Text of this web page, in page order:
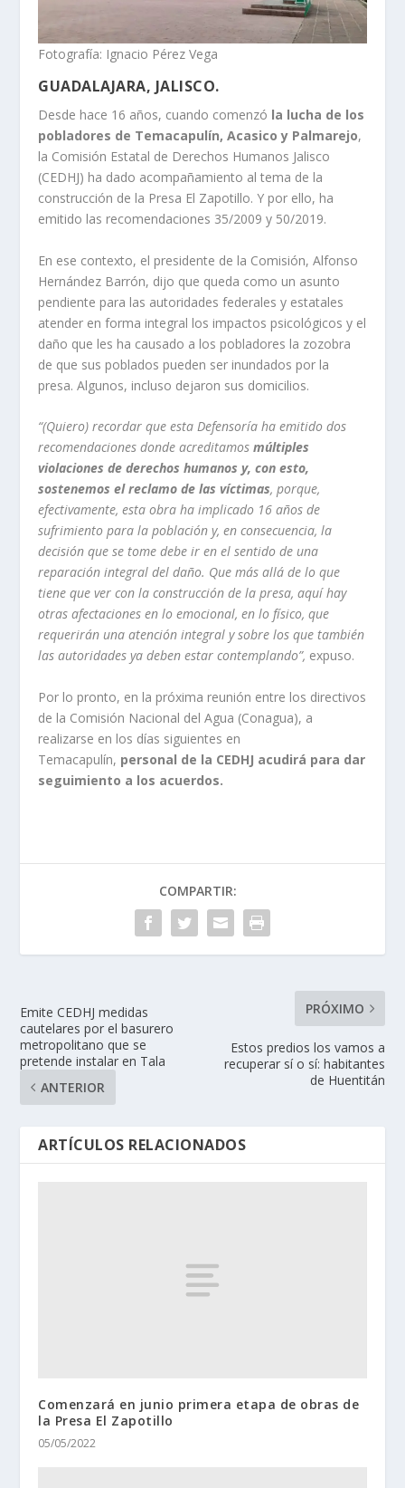
Fotografía: Ignacio Pérez Vega
GUADALAJARA, JALISCO.
Desde hace 16 años, cuando comenzó la lucha de los
pobladores de Temacapulín, Acasico y Palmarejo,
la Comisión Estatal de Derechos Humanos Jalisco
(CEDHJ) ha dado acompañamiento al tema de la
construcción de la Presa El Zapotillo. Y por ello, ha
emitido las recomendaciones 35/2009 y 50/2019.
En ese contexto, el presidente de la Comisión, Alfonso
Hernández Barrón, dijo que queda como un asunto
pendiente para las autoridades federales y estatales
atender en forma integral los impactos psicológicos y el
daño que les ha causado a los pobladores la zozobra
de que sus poblados pueden ser inundados por la
presa. Algunos, incluso dejaron sus domicilios.
“(Quiero) recordar que esta Defensoría ha emitido dos
recomendaciones donde acreditamosmúltiples
violaciones de derechos humanos y, con esto,
sostenemos el reclamo de las víctimas, porque,
efectivamente, esta obra ha implicado 16 años de
sufrimiento para la población y, en consecuencia, la
decisión que se tome debe ir en el sentido de una
reparación integral del daño. Que más allá de lo que
tiene que ver con la construcción de la presa, aquí hay
otras afectaciones en lo emocional, en lo físico, que
requerirán una atención integral y sobre los que también
las autoridades ya deben estar contemplando”, expuso.
Por lo pronto, en la próxima reunión entre los directivos
de la Comisión Nacional del Agua (Conagua), a
realizarse en los días siguientes en
Temacapulín, personal de la CEDHJ acudirá para dar
seguimiento a los acuerdos.
COMPARTIR:
Emite CEDHJ medidas
cautelares por el basurero
metropolitano que se
pretende instalar en Tala
ANTERIOR
PRÓXIMO
Estos predios los vamos a
recuperar sí o sí: habitantes
de Huentitán
ARTÍCULOS RELACIONADOS
Comenzará en junio primera etapa de obras de
la Presa El Zapotillo
05/05/2022